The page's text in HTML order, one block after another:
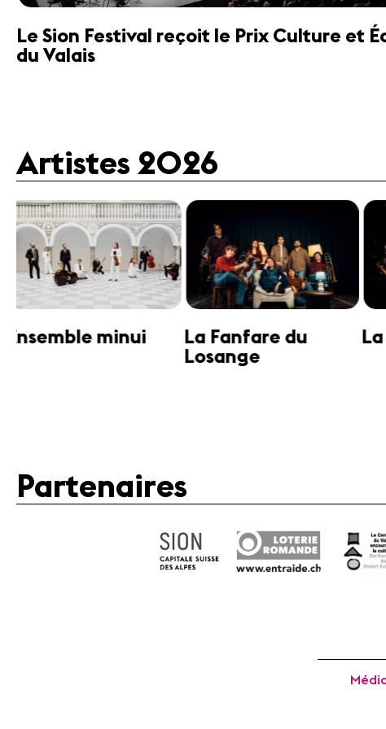
Le Sion Festival reçoit le Prix Culture et
du Valais
Artistes 2026
Guttman Tango
Janine Jansen
Violon
Partenaires